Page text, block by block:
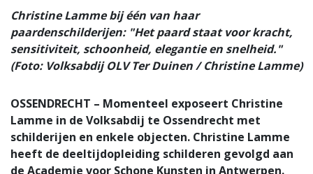
Christine Lamme bij één van haar
paardenschilderijen: "Het paard staat voor kracht,
sensitiviteit, schoonheid, elegantie en snelheid."
(Foto: Volksabdij OLV Ter Duinen / Christine Lamme)
OSSENDRECHT – Momenteel exposeert Christine
Lamme in de Volksabdij te Ossendrecht met
schilderijen en enkele objecten. Christine Lamme
heeft de deeltijdopleiding schilderen gevolgd aan
de Academie voor Schone Kunsten in Antwerpen.